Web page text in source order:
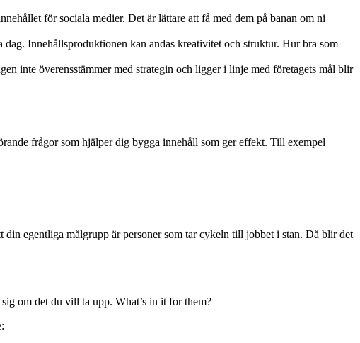
för sociala medier. Det är lättare att få med dem på banan om ni
Innehållsproduktionen kan andas kreativitet och struktur. Hur bra som
inte överensstämmer med strategin och ligger i linje med företagets mål blir
frågor som hjälper dig bygga innehåll som ger effekt. Till exempel
din egentliga målgrupp är personer som tar cykeln till jobbet i stan. Då blir det
om det du vill ta upp. What’s in it for them?